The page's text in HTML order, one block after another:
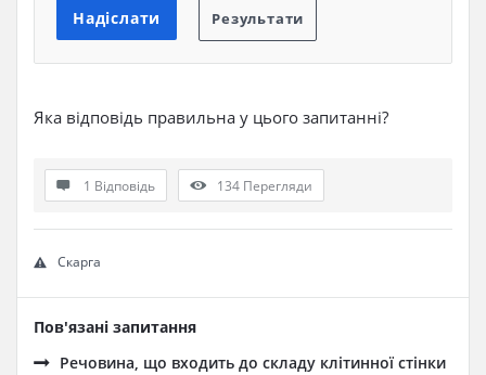
Яка відповідь правильна у цього запитанні?
1 Відповідь 134 Перегляди
Скарга
Пов'язані запитання
Речовина, що входить до складу клітинної стінки